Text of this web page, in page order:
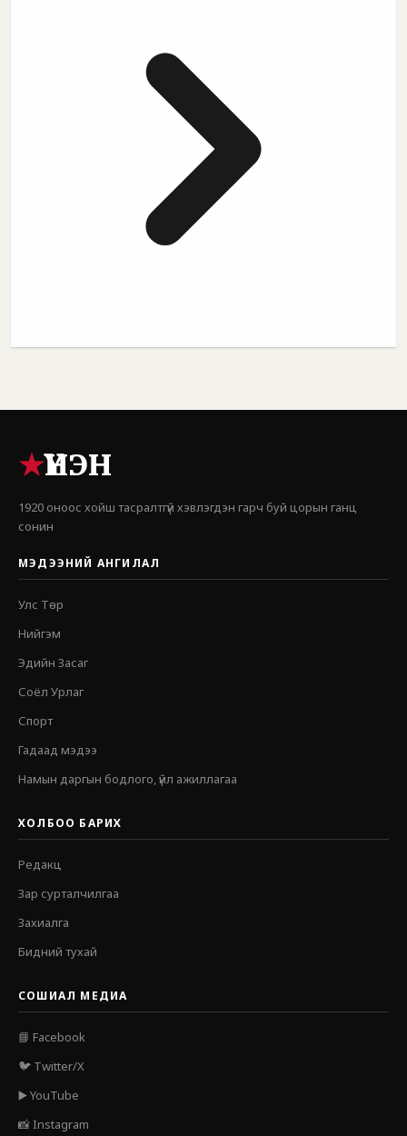
★ҮНЭН
1920 оноос хойш тасралтгүй хэвлэгдэн гарч буй цорын ганц
сонин
МЭДЭЭНИЙ АНГИЛАЛ
Улс Төр
Нийгэм
Эдийн Засаг
Соёл Урлаг
Спорт
Гадаад мэдээ
Намын даргын бодлого, үйл ажиллагаа
ХОЛБОО БАРИХ
Редакц
Зар сурталчилгаа
Захиалга
Бидний тухай
СОШИАЛ МЕДИА
📘 Facebook
🐦 Twitter/X
▶️ YouTube
📸 Instagram